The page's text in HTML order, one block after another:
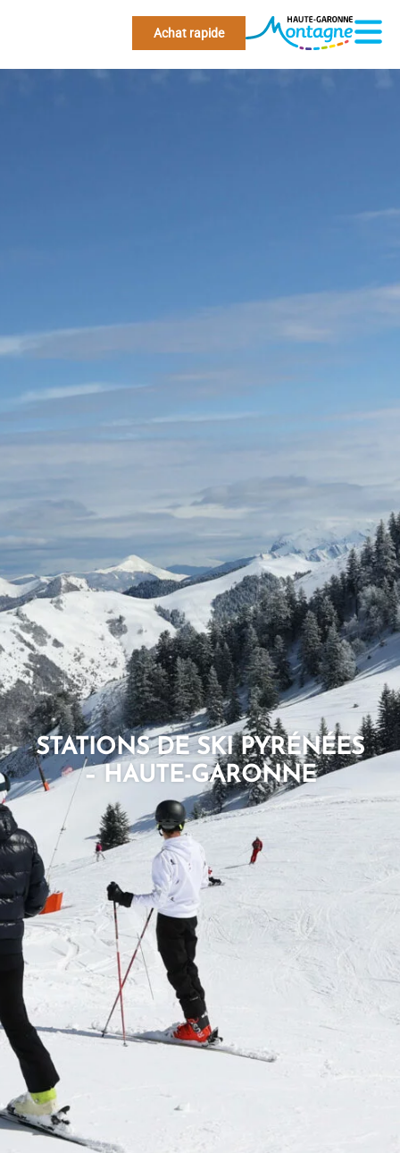
Achat rapide
STATIONS DE SKI PYRÉNÉES
– HAUTE-GARONNE